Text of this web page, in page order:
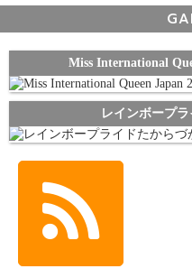
Miss International
レインボープ